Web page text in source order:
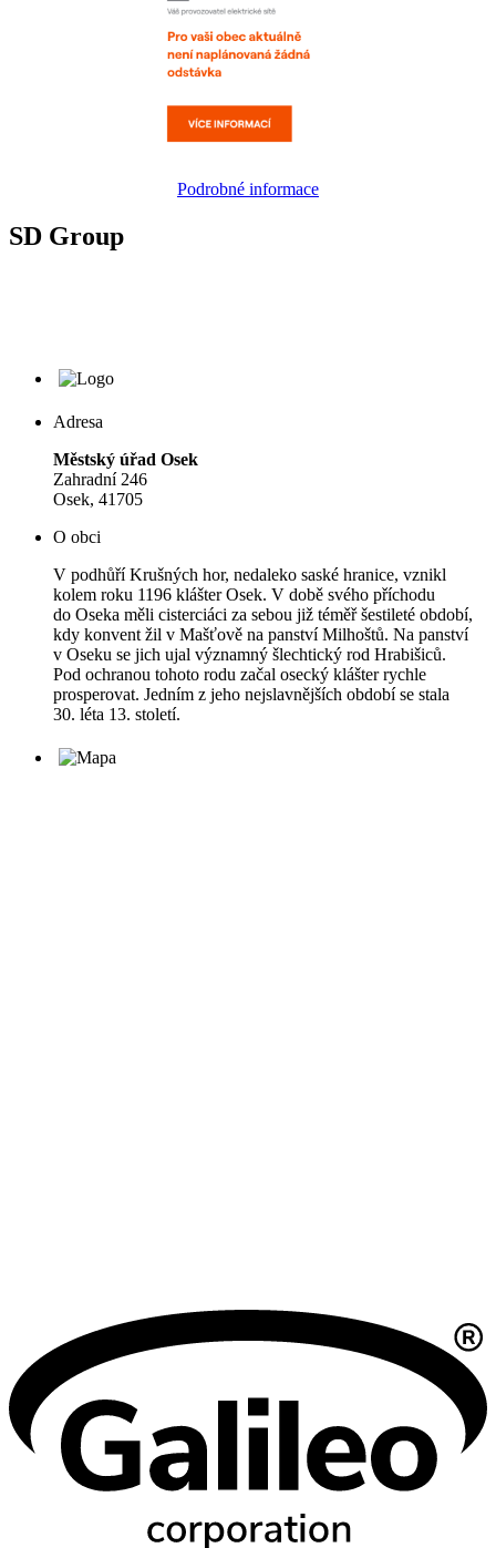
Podrobné informace
SD Group
Adresa
Městský úřad Osek
Zahradní 246
Osek, 41705
O obci
V podhůří Krušných hor, nedaleko saské hranice, vznikl
kolem roku 1196 klášter Osek. V době svého příchodu
do Oseka měli cisterciáci za sebou již téměř šestileté období,
kdy konvent žil v Mašťově na panství Milhoštů. Na panství
v Oseku se jich ujal významný šlechtický rod Hrabišiců.
Pod ochranou tohoto rodu začal osecký klášter rychle
prosperovat. Jedním z jeho nejslavnějších období se stala
30. léta 13. století.